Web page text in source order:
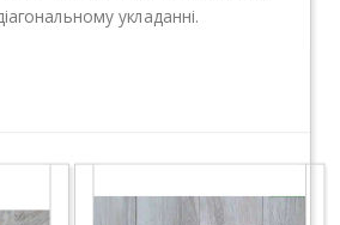
укладанні.